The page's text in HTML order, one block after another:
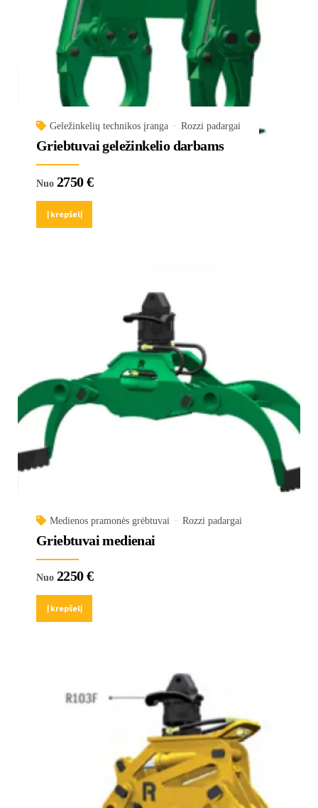
Geležinkelių technikos įranga Rozzi padargai
Griebtuvai geležinkelio darbams
Nuo 2750€
Į krepšelį
Medienos pramonės grėbtuvai Rozzi padargai
Griebtuvai medienai
Nuo 2250€
Į krepšelį